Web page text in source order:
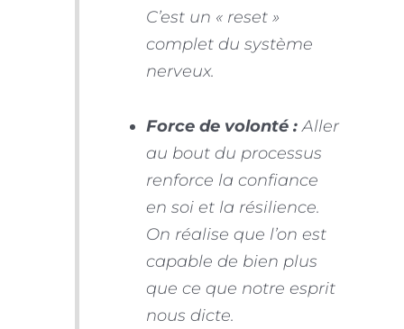
C’est un « reset »
complet du système
nerveux.
Force de volonté :Aller
au bout du processus
renforce la confiance
en soi et la résilience.
On réalise que l’on est
capable de bien plus
que ce que notre esprit
nous dicte.